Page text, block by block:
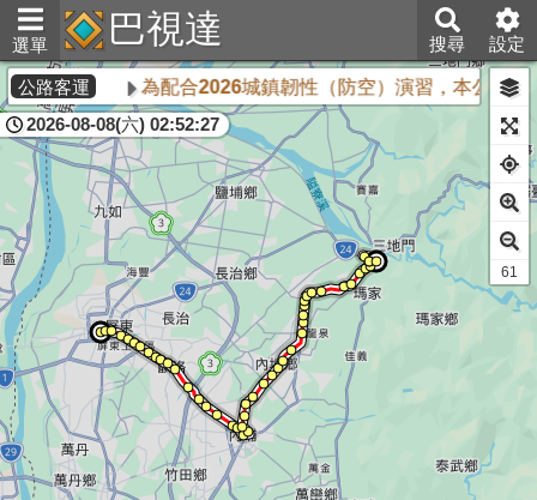
選單 巴視達 搜尋 設定
公路客運 為配合2026城鎮韌性（防空）演習，本公司所
2026-08-08(六) 02:52:27
61